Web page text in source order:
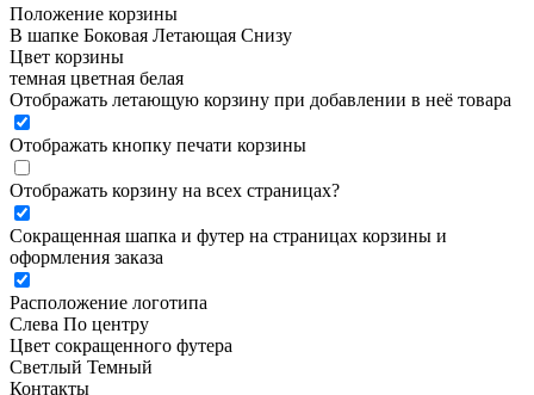
Положение корзины
В шапке Боковая Летающая Снизу
Цвет корзины
темная цветная белая
Отображать летающую корзину при добавлении в неё товара
Отображать кнопку печати корзины
Отображать корзину на всех страницах?
Сокращенная шапка и футер на страницах корзины и
оформления заказа
Расположение логотипа
Cлева По центру
Цвет сокращенного футера
Светлый Темный
Контакты